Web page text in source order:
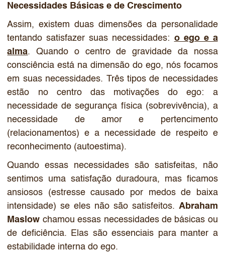
Necessidades Básicas e de Crescimento
Assim, existem duas dimensões da personalidade
tentando satisfazer suas necessidades: o ego e a
alma. Quando o centro de gravidade da nossa
consciência está na dimensão do ego, nós focamos
em suas necessidades. Três tipos de necessidades
estão no centro das motivações do ego: a
necessidade de segurança física (sobrevivência), a
necessidade de amor e pertencimento
(relacionamentos) e a necessidade de respeito e
reconhecimento (autoestima).
Quando essas necessidades são satisfeitas, não
sentimos uma satisfação duradoura, mas ficamos
ansiosos (estresse causado por medos de baixa
intensidade) se eles não são satisfeitos. Abraham
Maslow chamou essas necessidades de básicas ou
de deficiência. Elas são essenciais para manter a
estabilidade interna do ego.